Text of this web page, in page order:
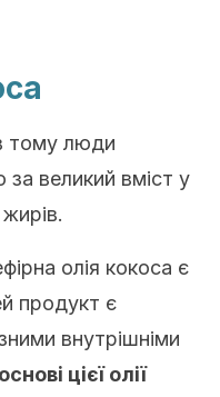
тому люди
за великий вміст у
олія кокоса є
продукт є
внутрішніми
цієї олії